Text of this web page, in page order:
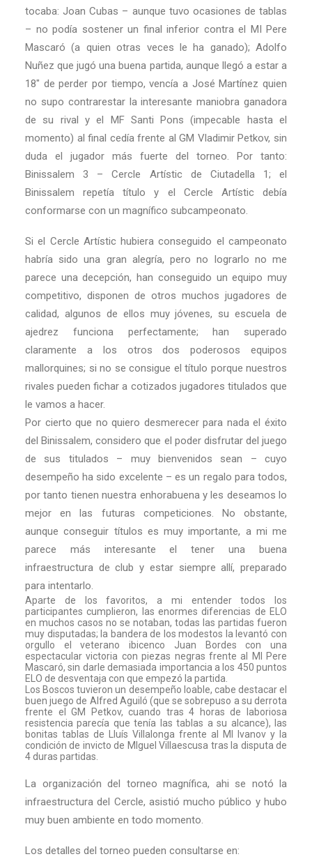
tocaba: Joan Cubas – aunque tuvo ocasiones de tablas
– no podía sostener un final inferior contra el MI Pere
Mascaró (a quien otras veces le ha ganado); Adolfo
Nuñez que jugó una buena partida, aunque llegó a estar a
18″ de perder por tiempo, vencía a José Martínez quien
no supo contrarestar la interesante maniobra ganadora
de su rival y el MF Santi Pons (impecable hasta el
momento) al final cedía frente al GM Vladimir Petkov, sin
duda el jugador más fuerte del torneo. Por tanto:
Binissalem 3 – Cercle Artístic de Ciutadella 1; el
Binissalem repetía título y el Cercle Artístic debía
conformarse con un magnífico subcampeonato.
Si el Cercle Artístic hubiera conseguido el campeonato
habría sido una gran alegría, pero no lograrlo no me
parece una decepción, han conseguido un equipo muy
competitivo, disponen de otros muchos jugadores de
calidad, algunos de ellos muy jóvenes, su escuela de
ajedrez funciona perfectamente; han superado
claramente a los otros dos poderosos equipos
mallorquines; si no se consigue el título porque nuestros
rivales pueden fichar a cotizados jugadores titulados que
le vamos a hacer.
Por cierto que no quiero desmerecer para nada el éxito
del Binissalem, considero que el poder disfrutar del juego
de sus titulados – muy bienvenidos sean – cuyo
desempeño ha sido excelente – es un regalo para todos,
por tanto tienen nuestra enhorabuena y les deseamos lo
mejor en las futuras competiciones. No obstante,
aunque conseguir títulos es muy importante, a mi me
parece más interesante el tener una buena
infraestructura de club y estar siempre allí, preparado
para intentarlo.
Aparte de los favoritos, a mi entender todos los
participantes cumplieron, las enormes diferencias de ELO
en muchos casos no se notaban, todas las partidas fueron
muy disputadas; la bandera de los modestos la levantó con
orgullo el veterano ibicenco Juan Bordes con una
espectacular victoria con piezas negras frente al MI Pere
Mascaró, sin darle demasiada importancia a los 450 puntos
ELO de desventaja con que empezó la partida.
Los Boscos tuvieron un desempeño loable, cabe destacar el
buen juego de Alfred Aguiló (que se sobrepuso a su derrota
frente el GM Petkov, cuando tras 4 horas de laboriosa
resistencia parecía que tenía las tablas a su alcance), las
bonitas tablas de Lluís Villalonga frente al MI Ivanov y la
condición de invicto de MIguel Villaescusa tras la disputa de
4 duras partidas.
La organización del torneo magnífica, ahi se notó la
infraestructura del Cercle, asistió mucho público y hubo
muy buen ambiente en todo momento.
Los detalles del torneo pueden consultarse en: